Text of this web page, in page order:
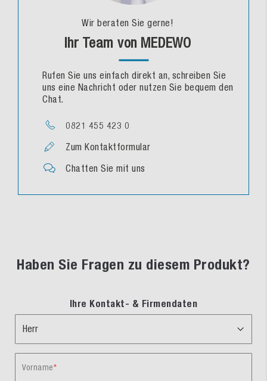
Wir beraten Sie gerne!
Ihr Team von MEDEWO
Rufen Sie uns einfach direkt an, schreiben Sie
uns eine Nachricht oder nutzen Sie bequem den
Chat.
0821 455 423 0
Zum Kontaktformular
Chatten Sie mit uns
Haben Sie Fragen zu diesem Produkt?
Ihre Kontakt- & Firmendaten
Vorname